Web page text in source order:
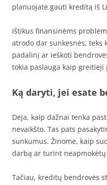
planuojate gauti kreditą iš
Ištikus finansinėms
atrodo dar sunkesnės, teks
padalinį ar ieškoti
tokia paslauga kaip greitieji
Ką daryti, jei esate
Deja, kaip dažnai tenka
nevaikšto. Tas pats
sunkumus. Žinome, kaip
darbą ar turint neapmokėtų
Tačiau, kreditų bendrovės